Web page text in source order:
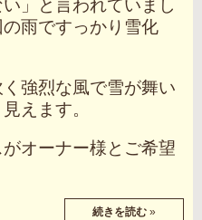
」と言われていまし
雨ですっかり雪化
強烈な風で雪が舞い
えます。
オーナー様とご希望
続きを読む »